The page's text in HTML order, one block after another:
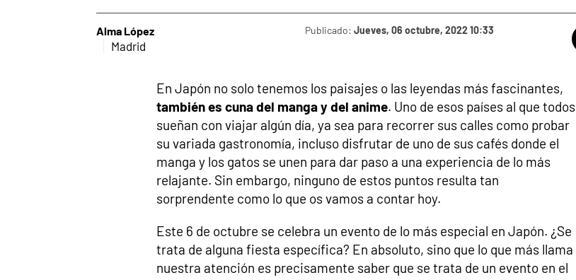
Alma López
Madrid
Publicado: Jueves, 06 octubre, 2022 10:33
En Japón no solo tenemos los paisajes o las leyendas más fascinantes,
también es cuna del manga y del anime. Uno de esos países al que todos
sueñan con viajar algún día, ya sea para recorrer sus calles como probar
su variada gastronomía, incluso disfrutar de uno de sus cafés donde el
manga y los gatos se unen para dar paso a una experiencia de lo más
relajante. Sin embargo, ninguno de estos puntos resulta tan
sorprendente como lo que os vamos a contar hoy.
Este 6 de octubre se celebra un evento de lo más especial en Japón. ¿Se
trata de alguna fiesta específica? En absoluto, sino que lo que más llama
nuestra atención es precisamente saber que se trata de un evento en el